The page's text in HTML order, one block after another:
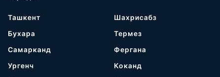
Ташкент
Бухара
Самарканд
Ургенч
Шахрисабз
Термез
Фергана
Коканд